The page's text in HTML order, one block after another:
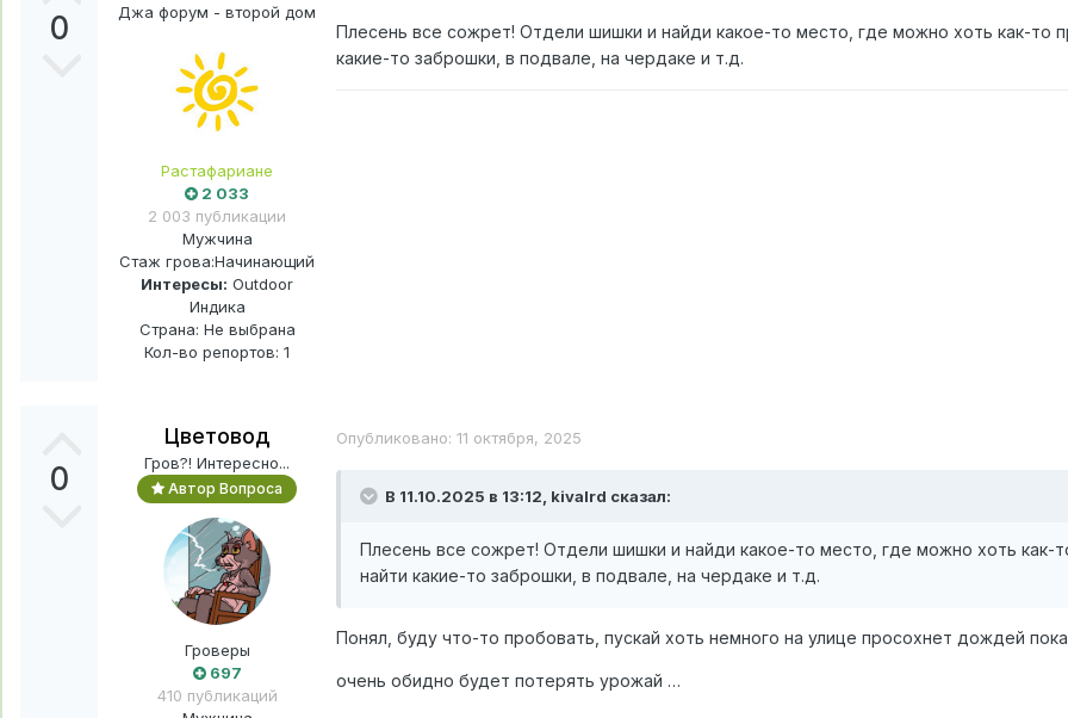
0 Джа форум - второй дом
Растафариане
2 033
2 003 публикации
Мужчина
Стаж грова:Начинающий
Интересы: Outdoor
Индика
Страна: Не выбрана
Кол-во репортов: 1
Плесень все сожрет! Отдели шишки и найди какое-то место, где можно хоть как-то
какие-то заброшки, в подвале, на чердаке и т.д.
0
Цветовод
Гров?! Интересно...
Автор Вопроса
Гроверы
697
410 публикаций
Опубликовано: 11 октября, 2025
В 11.10.2025 в 13:12, kivalrd сказал:
Плесень все сожрет! Отдели шишки и найди какое-то место, где можно хоть
найти какие-то заброшки, в подвале, на чердаке и т.д.
Понял, буду что-то пробовать, пускай хоть немного на улице просохнет дождей
очень обидно будет потерять урожай …